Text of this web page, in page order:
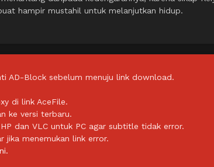
hampir mustahil untuk melanjutkan hidup.
AD-Block sebelum menuju link download.
di link AceFile.
ke versi terbaru.
dan VLC untuk PC agar subtitle tidak error.
jika menemukan link error.